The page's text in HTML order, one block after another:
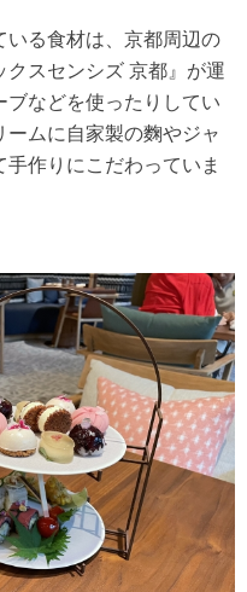
いる食材は、京都周辺の
スセンシズ 京都』が運
などを使ったりしてい
ームに自家製の麴やジャ
作りにこだわっていま